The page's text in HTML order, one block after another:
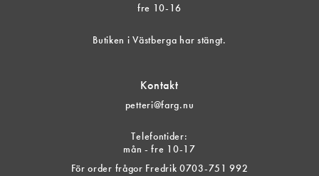
fre 10-16
Butiken i Västberga har stängt.
Kontakt
petteri@farg.nu
Telefontider:
mån - fre 10-17
För order frågor Fredrik 0703-751 992